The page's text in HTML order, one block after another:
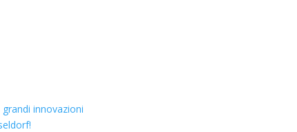
innovazioni